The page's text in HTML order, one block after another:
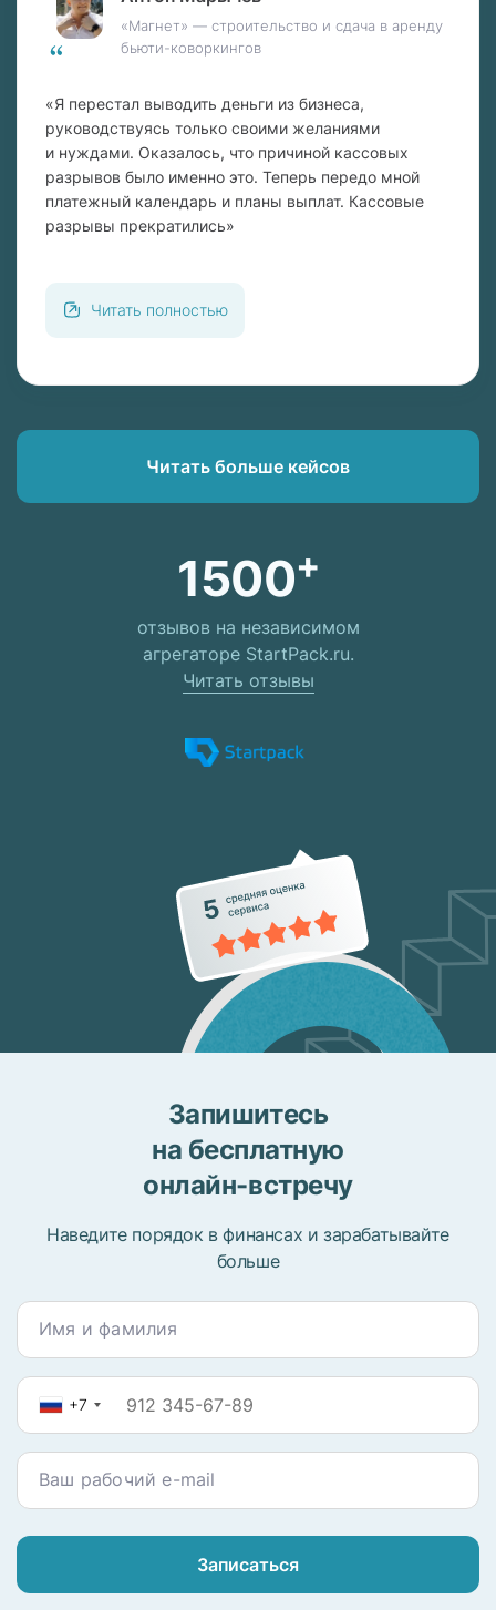
«Магнет» — строительство и сдача в аренду
бьюти-коворкингов
«Я перестал выводить деньги из бизнеса,
руководствуясь только своими желаниями
и нуждами. Оказалось, что причиной кассовых
разрывов было именно это. Теперь передо мной
платежный календарь и планы выплат. Кассовые
разрывы прекратились»
Читать полностью
1500+
отзывов на независимом
агрегаторе StartPack.ru.
Читать отзывы
Читать больше кейсов
Запишитесь
на бесплатную
онлайн-встречу
Наведите порядок в финансах и зарабатывайте
больше
Имя и фамилия
+7
Ваш рабочий e-mail
Записаться